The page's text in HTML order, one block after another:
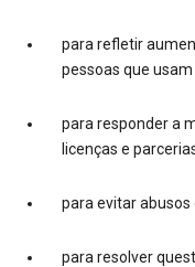
para refletir
pessoas que
para responder a
licenças e
para evitar abusos
para resolver